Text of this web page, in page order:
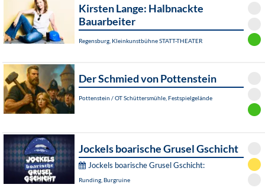
Kirsten Lange: Halbnackte
Bauarbeiter
Regensburg, Kleinkunstbühne STATT-THEATER
Der Schmied von Pottenstein
Pottenstein / OT Schüttersmühle, Festspielgelände
Jockels boarische Grusel Gschicht
Jockels boarische Grusel Gschicht:
Runding, Burgruine